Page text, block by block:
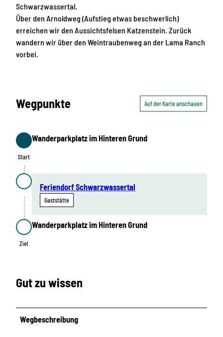
Schwarzwassertal.
Über den Arnoldweg (Aufstieg etwas beschwerlich)
erreichen wir den Aussichtsfelsen Katzenstein. Zurück
wandern wir über den Weintraubenweg an der Lama Ranch
vorbei.
Wegpunkte Auf der Karte anschauen
Start
Start
Wanderparkplatz im Hinteren Grund
Feriendorf Schwarzwassertal
Gaststätte
Ziel
Ziel
Wanderparkplatz im Hinteren Grund
Gut zu wissen
Wegbeschreibung